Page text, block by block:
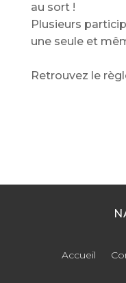
au sort !
Plusieurs
une seule et
Retrouvez le
Accueil